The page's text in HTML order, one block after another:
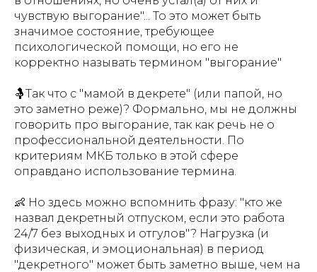
чувствую выгорание"... То это может быть
значимое состояние, требующее
психологической помощи, но его не
корректно называть термином "выгорание"
🤱Так что с "мамой в декрете" (или папой, но
это заметно реже)? Формально, мы не должны
говорить про выгорание, так как речь не о
профессиональной деятельности. По
критериям МКБ только в этой сфере
оправдано использование термина.
👶 Но здесь можно вспомнить фразу: "кто же
назвал декретный отпуском, если это работа
24/7 без выходных и отгулов"? Нагрузка (и
физическая, и эмоциональная) в период
"декретного" может быть заметно выше, чем на